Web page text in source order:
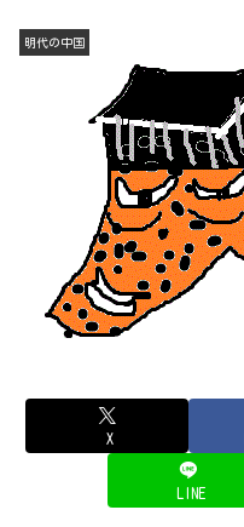
明代の中国
X
LINE